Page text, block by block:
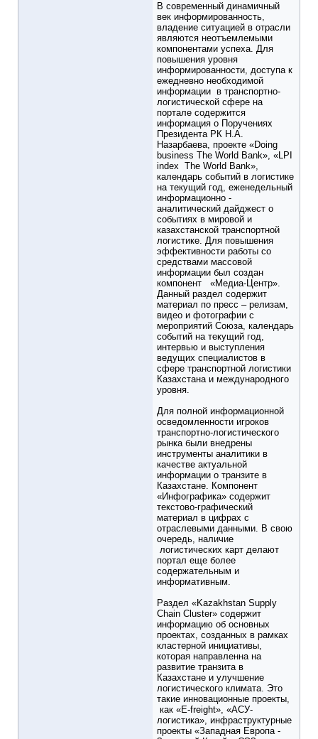
В современный динамичный
век информированность,
владение ситуацией в отрасли
являются неотъемлемыми
компонентами успеха. Для
повышения уровня
информированности, доступа к
ежедневно необходимой
информации в транспортно-
логистической сфере на
портале содержится
информация о Поручениях
Президента РК Н.А.
Назарбаева, проекте «Doing
business The World Bank», «LPI
index The World Bank»,
календарь событий в логистике
на текущий год, еженедельный
информационно -
аналитический дайджест о
событиях в мировой и
казахстанской транспортной
логистике. Для повышения
эффективности работы со
средствами массовой
информации был создан
компонент «Медиа-Центр».
Данный раздел содержит
материал по пресс – релизам,
видео и фотографии с
мероприятий Союза, календарь
событий на текущий год,
интервью и выступления
ведущих специалистов в
сфере транспортной логистики
Казахстана и международного
уровня.
Для полной информационной
осведомленности игроков
транспортно-логистического
рынка были внедрены
инструменты аналитики в
качестве актуальной
информации о транзите в
Казахстане. Компонент
«Инфографика» содержит
текстово-графический
материал в цифрах с
отраслевыми данными. В свою
очередь, наличие
логистических карт делают
портал еще более
содержательным и
информативным.
Раздел «Kazakhstan Supply
Chain Cluster» содержит
информацию об основных
проектах, созданных в рамках
кластерной инициативы,
которая направленна на
развитие транзита в
Казахстане и улучшение
логистического климата. Это
такие инновационные проекты,
как «Е-freight», «АСУ-
логистика», инфраструктурные
проекты «Западная Европа -